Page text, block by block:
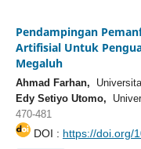
Pendampingan
Artifisial Untuk
Megaluh
Ahmad Farhan,
Edy Setiyo Utomo,
470-481
DOI : https://doi.org/